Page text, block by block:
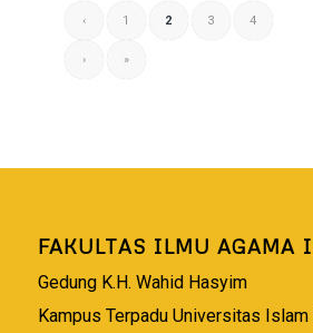
‹ 1 2 3 4
› »
FAKULTAS ILMU AGAMA
Gedung K.H. Wahid Hasyim
Kampus Terpadu Universitas